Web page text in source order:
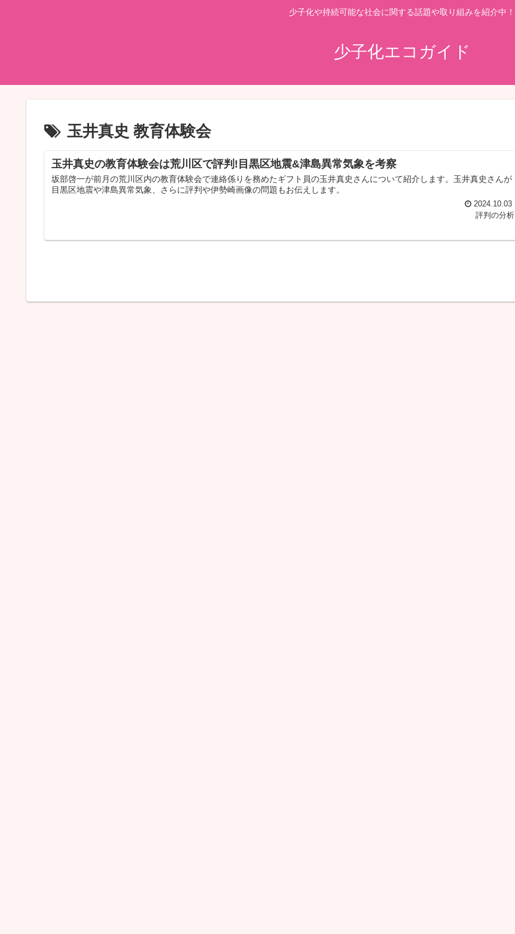
少子化や持続可能な社会に関する話題や取り組みを紹介中！
少子化エコガイド
玉井真史 教育体験会
玉井真史の教育体験会は荒川区で評判!目黒区地震&津島異常気象を考察
坂部啓一が前月の荒川区内の教育体験会で連絡係りを務めたギフト員の玉井真史さんについて紹介します。玉井真史さんが
目黒区地震や津島異常気象、さらに評判や伊勢崎画像の問題もお伝えします。
2024.10.03
評判の分析